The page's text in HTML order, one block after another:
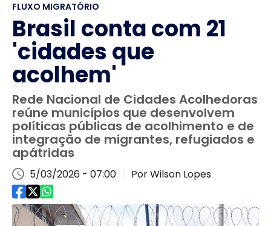
FLUXO MIGRATÓRIO
Brasil conta com 21
'cidades que
acolhem'
Rede Nacional de Cidades Acolhedoras
reúne municípios que desenvolvem
políticas públicas de acolhimento e de
integração de migrantes, refugiados e
apátridas
5/03/2026 - 07:00 Por Wilson Lopes